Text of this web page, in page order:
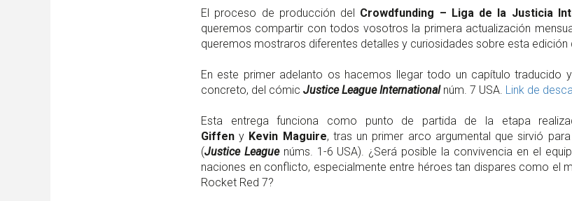
El proceso de producción del Crowdfunding – Liga de la Justicia
queremos compartir con todos vosotros la primera actualización
queremos mostraros diferentes detalles y curiosidades sobre esta edición
En este primer adelanto os hacemos llegar todo un capítulo traducido
concreto, del cómic Justice League Internationalnúm. 7 USA. Link de
Esta entrega funciona como punto de partida de la etapa
Giffen y Kevin Maguire, tras un primer arco argumental que sirvió
(Justice Leaguenúms. 1-6 USA). ¿Será posible la convivencia en el
naciones en conflicto, especialmente entre héroes tan dispares como el
Rocket Red 7?